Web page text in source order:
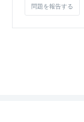
問題を報告する